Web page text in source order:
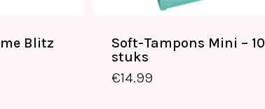
Blitz
Soft-Tampons Mini – 10
stuks
€14.99